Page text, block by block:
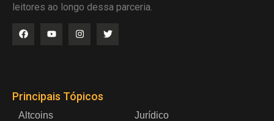
leitores ao longo dessa parceria.
Principais Tópicos
Altcoins
Jurídico